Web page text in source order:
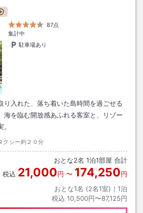
87点
集計中
駐車場あり
り入れた、落ち着いた島時間を過ごせる
海を臨む開放感あふれる客室と、リゾー
シー約２０分
おとな2名 1泊1部屋 合計
税込 21,000円 〜 174,250円
おとな1名 (2名1室)｜ 1泊
税込 10,500円〜87,125円